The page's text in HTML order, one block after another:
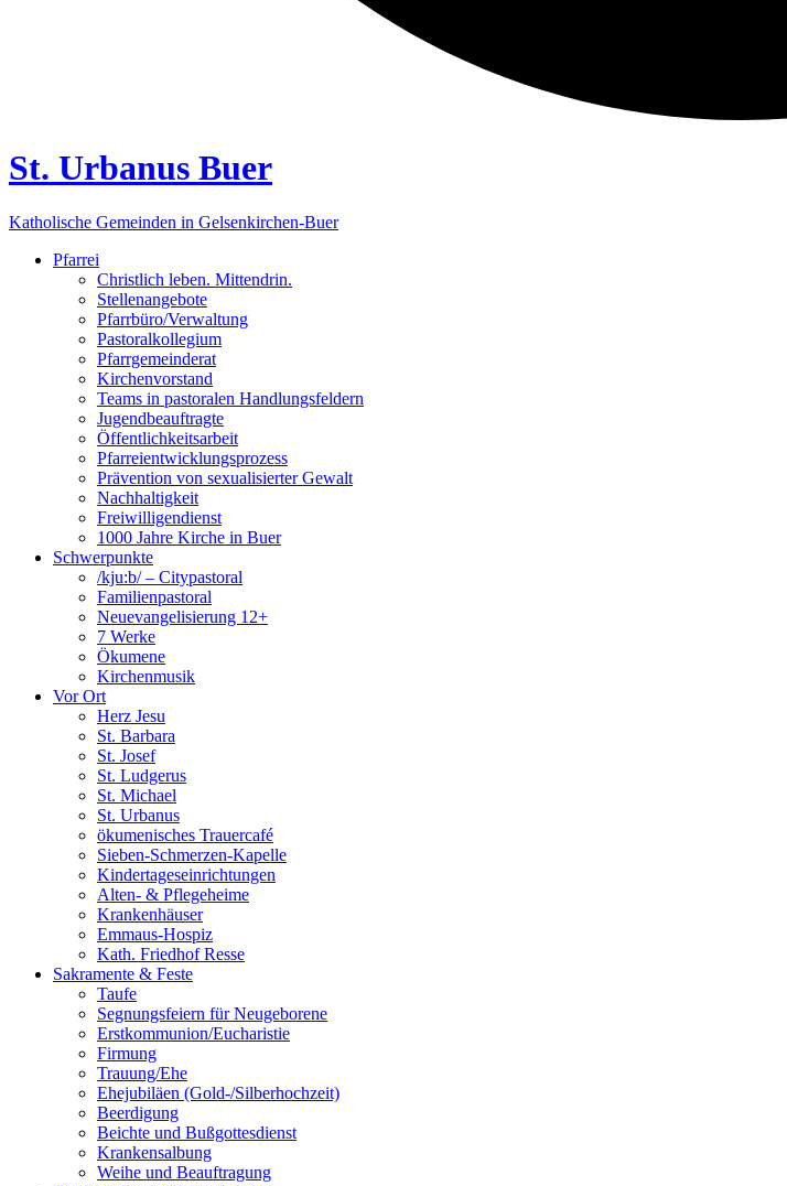
St. Urbanus Buer
Katholische Gemeinden in Gelsenkirchen-Buer
Pfarrei
Christlich leben. Mittendrin.
Stellenangebote
Pfarrbüro/Verwaltung
Pastoralkollegium
Pfarrgemeinderat
Kirchenvorstand
Teams in pastoralen Handlungsfeldern
Jugendbeauftragte
Öffentlichkeitsarbeit
Pfarreientwicklungsprozess
Prävention von sexualisierter Gewalt
Nachhaltigkeit
Freiwilligendienst
1000 Jahre Kirche in Buer
Schwerpunkte
/kju:b/ – Citypastoral
Familienpastoral
Neuevangelisierung 12+
7 Werke
Ökumene
Kirchenmusik
Vor Ort
Herz Jesu
St. Barbara
St. Josef
St. Ludgerus
St. Michael
St. Urbanus
ökumenisches Trauercafé
Sieben-Schmerzen-Kapelle
Kindertageseinrichtungen
Alten- & Pflegeheime
Krankenhäuser
Emmaus-Hospiz
Kath. Friedhof Resse
Sakramente & Feste
Taufe
Segnungsfeiern für Neugeborene
Erstkommunion/Eucharistie
Firmung
Trauung/Ehe
Ehejubiläen (Gold-/Silberhochzeit)
Beerdigung
Beichte und Bußgottesdienst
Krankensalbung
Weihe und Beauftragung